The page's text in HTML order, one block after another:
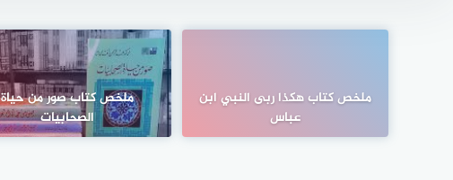
ملخص كتاب هكذا ربى النبي ابن
عباس
ملخص كتاب صور من حياة
الصحابيات